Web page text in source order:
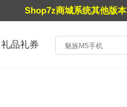
Shop7z商城系统其他版本
礼品礼券